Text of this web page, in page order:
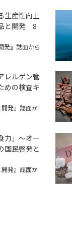
生産性向上
と開発 8
発』誌面から
レルゲン管
めの検査キ
開発』誌面か
力」～オー
国民啓発と
開発』誌面か